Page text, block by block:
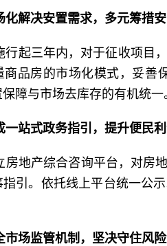
化解决安置需求，多元筹措
行起三年内，对于征收项目
商品房的市场化模式，妥善
障与市场去库存的有机统一
一站式政务指引，提升便民
房地产综合咨询平台，对房
引。依托线上平台统一公
市场监管机制，坚决守住风